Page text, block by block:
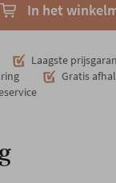
In het
Laagste
Gratis